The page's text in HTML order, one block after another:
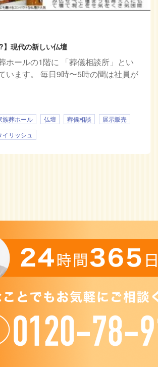
】現代の新しい仏壇
ホールの1階に 「葬儀相談所」とい
います。 毎日9時〜5時の間は社員が
族葬ホール 仏壇 葬儀相談
展示販売
イリッシュ